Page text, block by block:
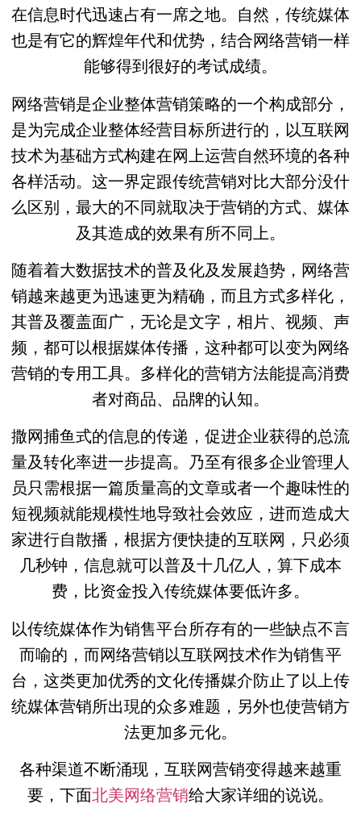
在信息时代迅速占有一席之地。自然，传统媒体
也是有它的辉煌年代和优势，结合网络营销一样
能够得到很好的考试成绩。
网络营销是企业整体营销策略的一个构成部分，
是为完成企业整体经营目标所进行的，以互联网
技术为基础方式构建在网上运营自然环境的各种
各样活动。这一界定跟传统营销对比大部分没什
么区别，最大的不同就取决于营销的方式、媒体
及其造成的效果有所不同上。
随着着大数据技术的普及化及发展趋势，网络营
销越来越更为迅速更为精确，而且方式多样化，
其普及覆盖面广，无论是文字，相片、视频、声
频，都可以根据媒体传播，这种都可以变为网络
营销的专用工具。多样化的营销方法能提高消费
者对商品、品牌的认知。
撒网捕鱼式的信息的传递，促进企业获得的总流
量及转化率进一步提高。乃至有很多企业管理人
员只需根据一篇质量高的文章或者一个趣味性的
短视频就能规模性地导致社会效应，进而造成大
家进行自散播，根据方便快捷的互联网，只必须
几秒钟，信息就可以普及十几亿人，算下成本
费，比资金投入传统媒体要低许多。
以传统媒体作为销售平台所存有的一些缺点不言
而喻的，而网络营销以互联网技术作为销售平
台，这类更加优秀的文化传播媒介防止了以上传
统媒体营销所出現的众多难题，另外也使营销方
法更加多元化。
各种渠道不断涌现，互联网营销变得越来越重
要，下面北美网络营销给大家详细的说说。